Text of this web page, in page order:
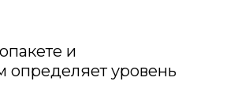
и
определяет уровень